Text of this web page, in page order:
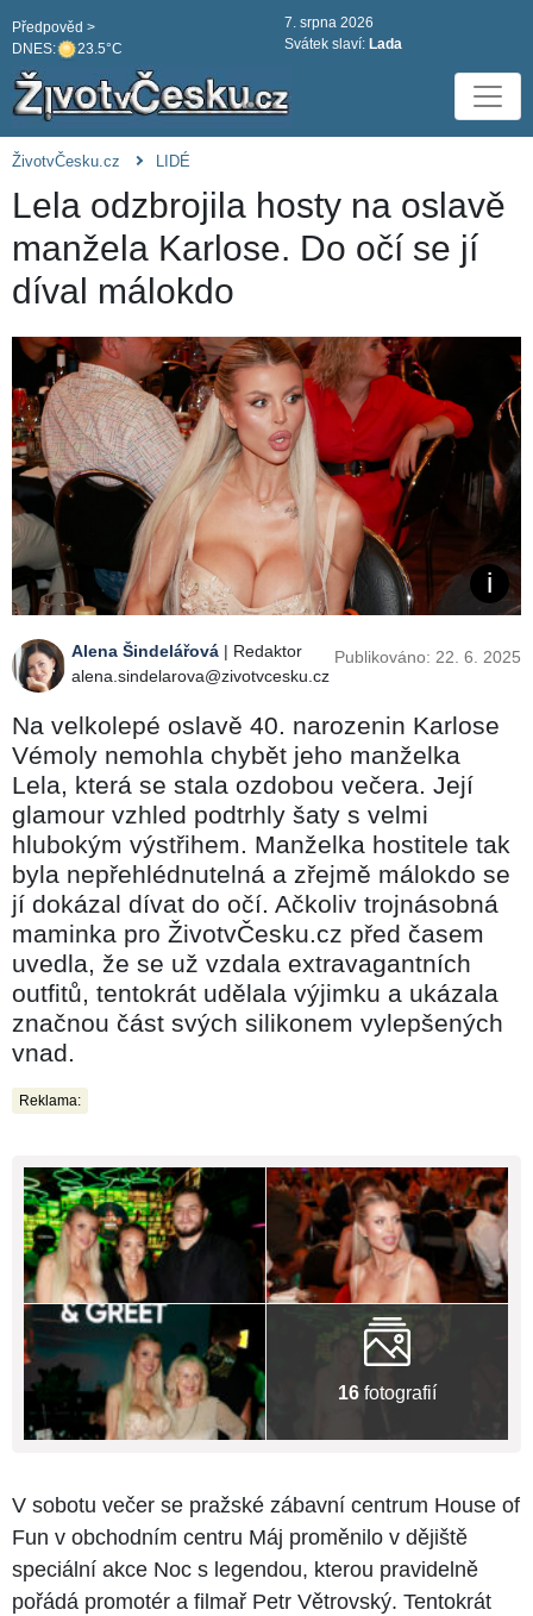
DNES: 23.5°C
Předpověd >
7. srpna 2026
Svátek slaví: Lada
ŽivotvČesku.cz LIDÉ
Lela odzbrojila hosty na oslavě
manžela Karlose. Do očí se jí
díval málokdo
Alena Šindelářová | Redaktor
alena.sindelarova@zivotvcesku.cz
Publikováno: 22. 6. 2025
Na velkolepé oslavě 40. narozenin Karlose
Vémoly nemohla chybět jeho manželka
Lela, která se stala ozdobou večera. Její
glamour vzhled podtrhly šaty s velmi
hlubokým výstřihem. Manželka hostitele tak
byla nepřehlédnutelná a zřejmě málokdo se
jí dokázal dívat do očí. Ačkoliv trojnásobná
maminka pro ŽivotvČesku.cz před časem
uvedla, že se už vzdala extravagantních
outfitů, tentokrát udělala výjimku a ukázala
značnou část svých silikonem vylepšených
vnad.
Reklama:
16 fotografií
V sobotu večer se pražské zábavní centrum House of
Fun v obchodním centru Máj proměnilo v dějiště
speciální akce Noc s legendou, kterou pravidelně
pořádá promotér a filmař Petr Větrovský. Tentokrát